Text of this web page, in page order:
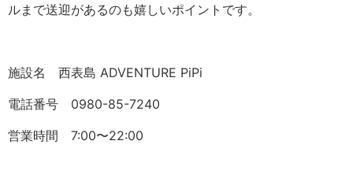
ルまで送迎があるのも嬉しいポイントです。
施設名 西表島 ADVENTURE PiPi
電話番号 0980-85-7240
営業時間 7:00〜22:00